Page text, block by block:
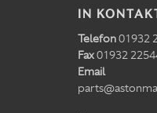
IN
Telefon01932
Fax01932
Email